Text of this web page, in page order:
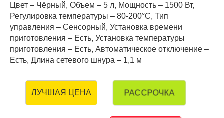
Цвет – Чёрный, Объем – 5 л, Мощность – 1500 Вт,
Регулировка температуры – 80-200°С, Тип
управления – Сенсорный, Установка времени
приготовления – Есть, Установка температуры
приготовления – Есть, Автоматическое отключение –
Есть, Длина сетевого шнура – 1,1 м
ЛУЧШАЯ ЦЕНА РАССРОЧКА